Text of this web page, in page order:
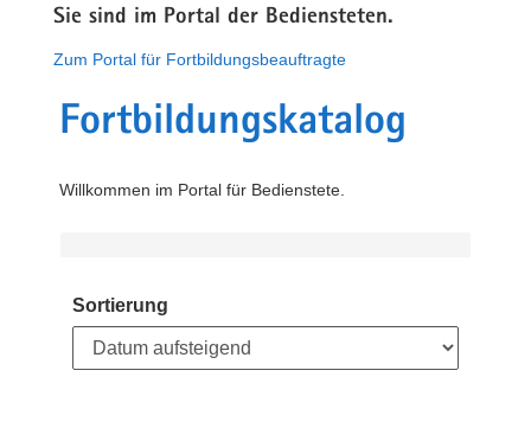
Sie sind im Portal der Bediensteten.
Zum Portal für Fortbildungsbeauftragte
Fortbildungskatalog
Willkommen im Portal für Bedienstete.
Sortierung